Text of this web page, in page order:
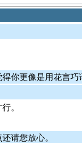
你更像是用花言巧
。
请您放心。